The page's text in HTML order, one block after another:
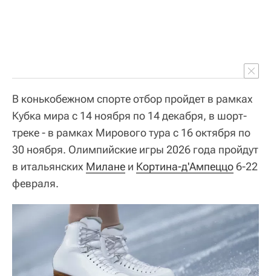
В конькобежном спорте отбор пройдет в рамках
Кубка мира с 14 ноября по 14 декабря, в шорт-
треке - в рамках Мирового тура с 16 октября по
30 ноября. Олимпийские игры 2026 года пройдут
в итальянских Милане и Кортина-д'Ампеццо6-22
февраля.